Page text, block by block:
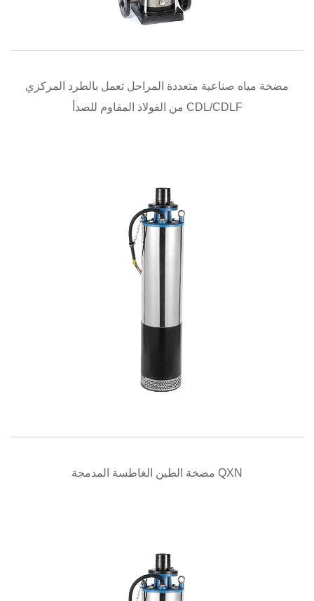
مضخة مياه صناعية متعددة المراحل تعمل بالطرد المركزي
من الفولاذ المقاوم للصدأ CDL/CDLF
مضخة الطين الغاطسة المدمجة QXN